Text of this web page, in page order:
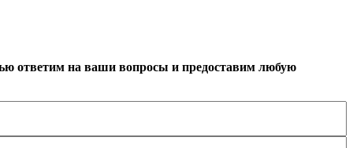
ответим на ваши вопросы и предоставим любую